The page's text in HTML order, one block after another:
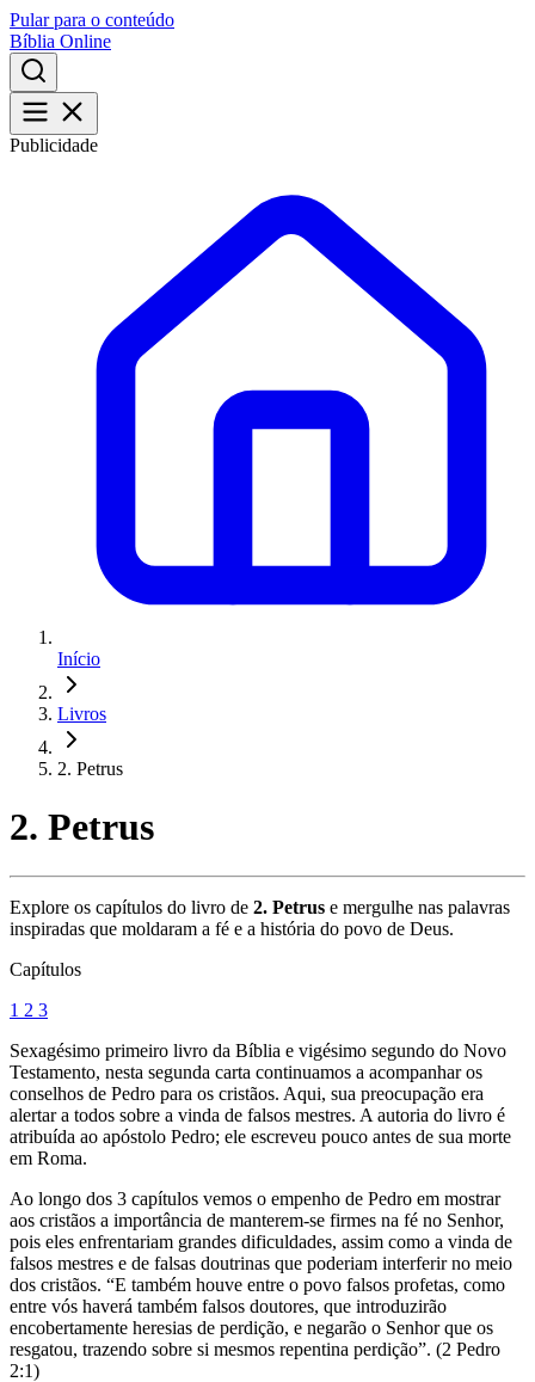
Pular para o conteúdo
Bíblia Online
Publicidade
Início
Livros
2. Petrus
2. Petrus
Explore os capítulos do livro de 2. Petrus e mergulhe nas palavras
inspiradas que moldaram a fé e a história do povo de Deus.
Capítulos
1 2 3
Sexagésimo primeiro livro da Bíblia e vigésimo segundo do Novo
Testamento, nesta segunda carta continuamos a acompanhar os
conselhos de Pedro para os cristãos. Aqui, sua preocupação era
alertar a todos sobre a vinda de falsos mestres. A autoria do livro é
atribuída ao apóstolo Pedro; ele escreveu pouco antes de sua morte
em Roma.
Ao longo dos 3 capítulos vemos o empenho de Pedro em mostrar
aos cristãos a importância de manterem-se firmes na fé no Senhor,
pois eles enfrentariam grandes dificuldades, assim como a vinda de
falsos mestres e de falsas doutrinas que poderiam interferir no meio
dos cristãos. “E também houve entre o povo falsos profetas, como
entre vós haverá também falsos doutores, que introduzirão
encobertamente heresias de perdição, e negarão o Senhor que os
resgatou, trazendo sobre si mesmos repentina perdição”. (2 Pedro
2:1)